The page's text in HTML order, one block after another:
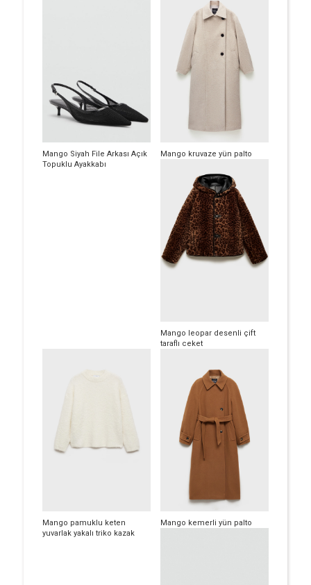
Mango Siyah File Arkası Açık
Topuklu Ayakkabı
Mango kruvaze yün palto
Mango leopar desenli çift
taraflı ceket
Mango pamuklu keten
yuvarlak yakalı triko kazak
Mango kemerli yün palto